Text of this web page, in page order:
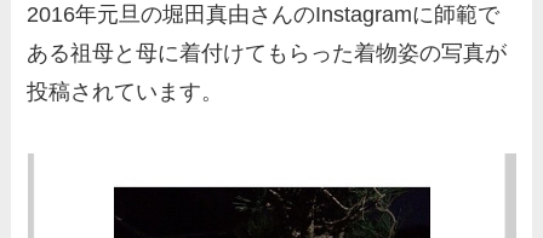
2016年元旦の堀田真由さんのInstagramに師範で
ある祖母と母に着付けてもらった着物姿の写真が
投稿されています。